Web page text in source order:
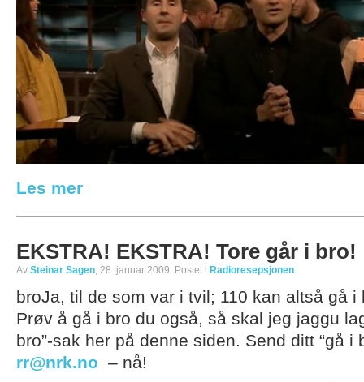
Les mer
EKSTRA! EKSTRA! Tore går i bro!
Av Steinar Sagen, 28. januar 2009. Postet i Radioresepsjonen
broJa, til de som var i tvil; 110 kan altså gå
Prøv å gå i bro du også, så skal jeg jaggu
bro”-sak her på denne siden. Send ditt “gå i
rr@nrk.no – nå!